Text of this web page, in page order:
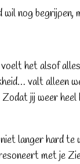
wil nog begrijpen,
het alsof
valt alleen
Zodat jij weer heel
langer hard te
met je